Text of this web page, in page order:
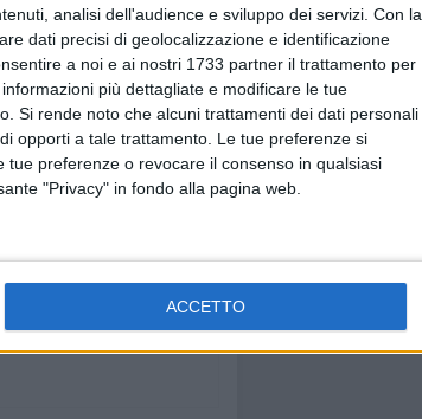
analisi dell'audience e sviluppo dei servizi. Con la
dati precisi di geolocalizzazione e identificazione
a noi e ai nostri 1733 partner il trattamento per
più dettagliate e modificare le tue
Si rende noto che alcuni trattamenti dei dati personali
opporti a tale trattamento. Le tue preferenze si
preferenze o revocare il consenso in qualsiasi
"Privacy" in fondo alla pagina web.
ACCETTO
2026
piange Marta Maria